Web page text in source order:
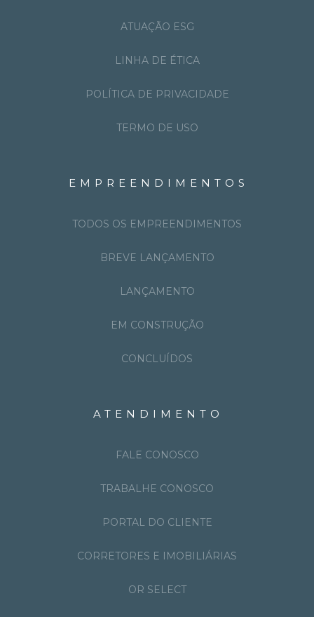
ATUAÇÃO ESG
LINHA DE ÉTICA
POLÍTICA DE PRIVACIDADE
TERMO DE USO
EMPREENDIMENTOS
TODOS OS EMPREENDIMENTOS
BREVE LANÇAMENTO
LANÇAMENTO
EM CONSTRUÇÃO
CONCLUÍDOS
ATENDIMENTO
FALE CONOSCO
TRABALHE CONOSCO
PORTAL DO CLIENTE
CORRETORES E IMOBILIÁRIAS
OR SELECT